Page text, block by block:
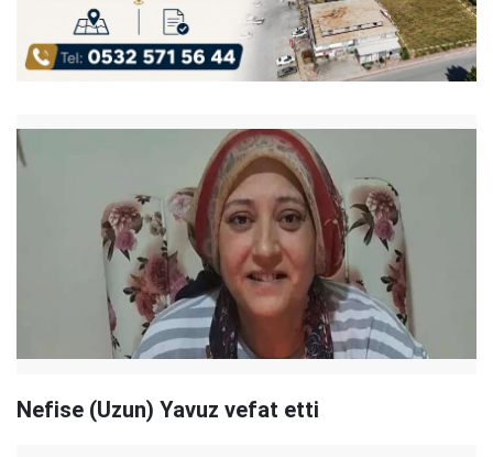
Nefise (Uzun) Yavuz vefat etti